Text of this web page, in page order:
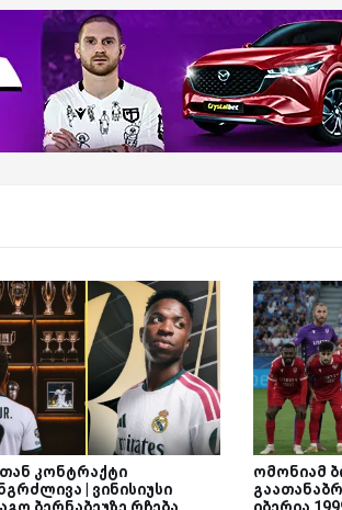
კონტრაქტი
| ვინისიუსი
ბერნაბეუზე რჩება
ომონიამ
იბერია